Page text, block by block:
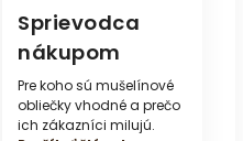
Sprievodca
nákupom
Pre koho sú mušelínové
obliečky vhodné a prečo
ich zákazníci milujú.